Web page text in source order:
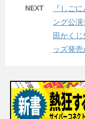
NEXT
『しご
ング公
田かく
ッズ発売